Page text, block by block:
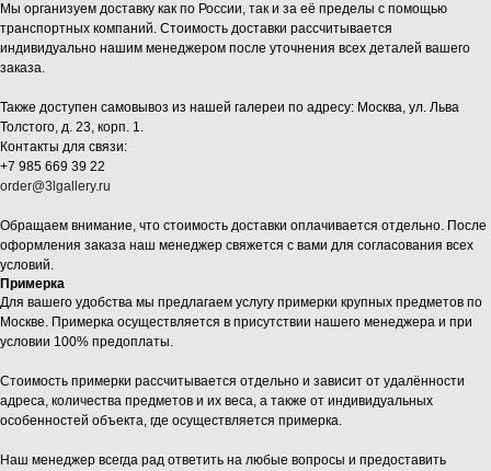
Мы организуем доставку как по России, так и за её пределы с помощью
транспортных компаний. Стоимость доставки рассчитывается
индивидуально нашим менеджером после уточнения всех деталей вашего
заказа.
Также доступен самовывоз из нашей галереи по адресу: Москва, ул. Льва
Толстого, д. 23, корп. 1.
Контакты для связи:
+7 985 669 39 22
order@3lgallery.ru
Обращаем внимание, что стоимость доставки оплачивается отдельно. После
оформления заказа наш менеджер свяжется с вами для согласования всех
условий.
Примерка
Для вашего удобства мы предлагаем услугу примерки крупных предметов по
Москве. Примерка осуществляется в присутствии нашего менеджера и при
условии 100% предоплаты.
Стоимость примерки рассчитывается отдельно и зависит от удалённости
адреса, количества предметов и их веса, а также от индивидуальных
особенностей объекта, где осуществляется примерка.
Наш менеджер всегда рад ответить на любые вопросы и предоставить